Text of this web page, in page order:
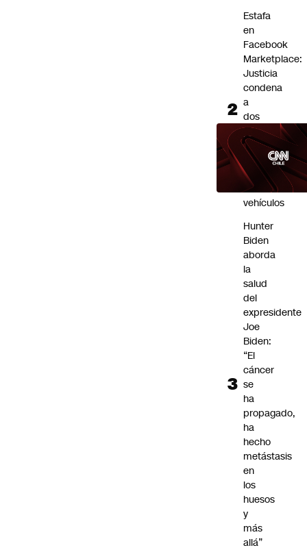
Estafa
en
Facebook
Marketplace:
Justicia
condena
a
dos
sujetos
por
compras
falsas
de
vehículos
Hunter
Biden
aborda
la
salud
del
expresidente
Joe
Biden:
“El
cáncer
se
ha
propagado,
ha
hecho
metástasis
en
los
huesos
y
más
allá”